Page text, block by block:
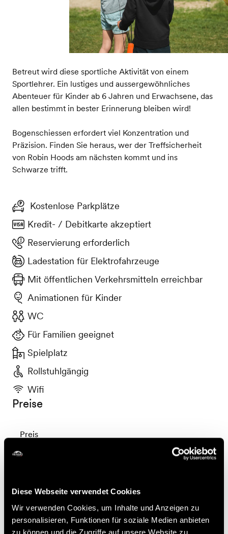
Diese Webseite verwendet Cookies
Wir verwenden Cookies, um Inhalte und Anzeigen zu
personalisieren, Funktionen für soziale Medien anbieten
zu können und die Zugriffe auf unsere Website zu
Betreut wird diese sportliche Aktivität von einem
Sportlehrer. Ein lustiges und aussergewöhnliches
Abenteuer für Kinder ab 6 Jahren und Erwachsene, das
allen bestimmt in bester Erinnerung bleiben wird!
Bogenschiessen erfordert viel Konzentration und
Präzision. Finden Sie heraus, wer der Treffsicherheit
von Robin Hoods am nächsten kommt und ins
Schwarze trifft.
Kostenlose Parkplätze
Kredit- / Debitkarte akzeptiert
Reservierung erforderlich
Ladestation für Elektrofahrzeuge
Mit öffentlichen Verkehrsmitteln erreichbar
Animationen für Kinder
WC
Für Familien geeignet
Spielplatz
Rollstuhlgängig
Wifi
Preise
Preis